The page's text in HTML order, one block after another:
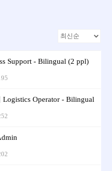
Support - Bilingual (2 ppl)
Operator - Bilingual